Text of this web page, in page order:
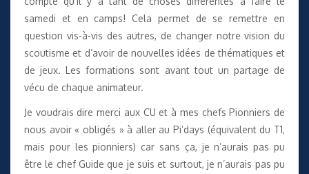
samedi et en camps! Cela permet de se remettre en
question vis-à-vis des autres, de changer notre vision du
scoutisme et d’avoir de nouvelles idées de thématiques et
de jeux. Les formations sont avant tout un partage de
vécu de chaque animateur.
Je voudrais dire merci aux CU et à mes chefs Pionniers de
nous avoir « obligés » à aller au Pi’days (équivalent du T1,
mais pour les pionniers) car sans ça, je n’aurais pas pu
être le chef Guide que je suis et surtout, je n’aurais pas pu